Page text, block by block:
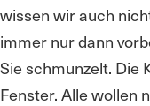
wissen wir auch
immer nur dann
Sie schmunzelt. Die
Fenster. Alle wollen